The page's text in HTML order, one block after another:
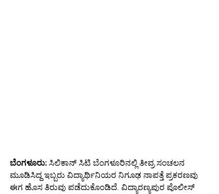
ಬೆಂಗಳೂರು: ಸಿಲಿಕಾನ್ ಸಿಟಿ ಬೆಂಗಳೂರಿನಲ್ಲಿ ತೀವ್ರ ಸಂಚಲನ
ಮೂಡಿಸಿದ್ದ ಇಬ್ಬರು ವಿದ್ಯಾರ್ಥಿನಿಯರ ನಿಗೂಢ ನಾಪತ್ತೆ ಪ್ರಕರಣವು
ಈಗ ಹೊಸ ತಿರುವು ಪಡೆದುಕೊಂಡಿದೆ. ವಿದ್ಯಾರಣ್ಯಪುರ ಪೊಲೀಸ್